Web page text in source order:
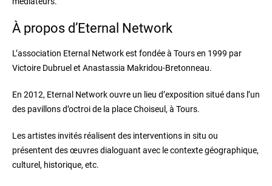
À propos d’Eternal Network
L’association Eternal Network est fondée à Tours en 1999 par
Victoire Dubruel et Anastassia Makridou-Bretonneau.
En 2012, Eternal Network ouvre un lieu d’exposition situé dans l’un
des pavillons d’octroi de la place Choiseul, à Tours.
Les artistes invités réalisent des interventions in situ ou
présentent des œuvres dialoguant avec le contexte géographique,
culturel, historique, etc.